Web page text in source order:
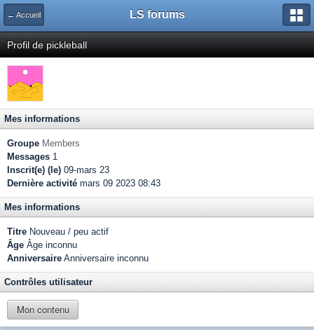
← Accueil LS forums
Profil de pickleball
Mes informations
Groupe Members
Messages 1
Inscrit(e) (le) 09-mars 23
Dernière activité mars 09 2023 08:43
Mes informations
Titre Nouveau / peu actif
Âge Âge inconnu
Anniversaire Anniversaire inconnu
Contrôles utilisateur
Mon contenu